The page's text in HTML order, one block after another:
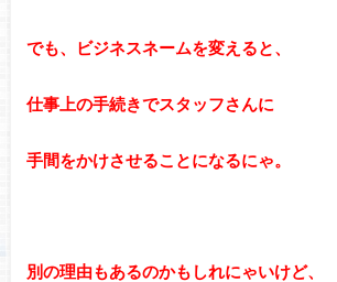
でも、ビジネスネームを変えると、
仕事上の手続きでスタッフさんに
手間をかけさせることになるにゃ。
別の理由もあるのかもしれにゃいけど、